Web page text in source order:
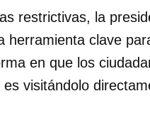
restrictivas, la
herramienta clave
en que los
visitándolo